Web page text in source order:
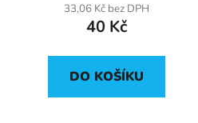
33,06 Kč bez DPH
40 Kč
DO KOŠÍKU